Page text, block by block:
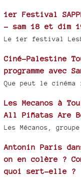
1er Festival
- sam 18 et dim
Le 1er festival
Ciné-Palestine
programme avec
Que peut le
Les Mecanos à
All Piñatas Are
Les Mécanos,
Antonin Paris
on en colère ?
quoi sert-elle ?